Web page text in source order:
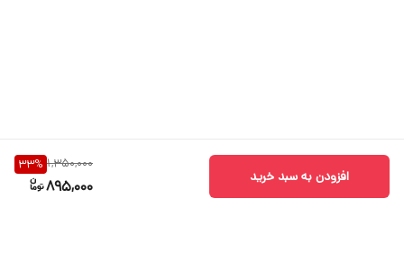
1,350,000
33%
895,000 افزودن به سبد خرید